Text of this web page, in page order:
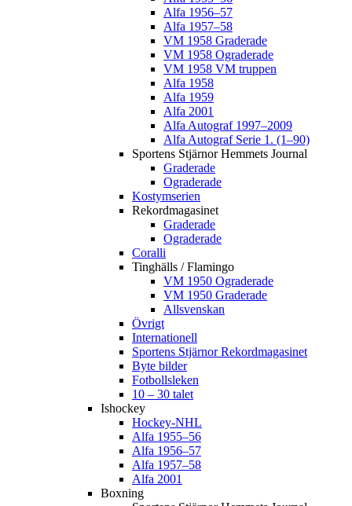
Alfa 1956–57
Alfa 1957–58
VM 1958 Graderade
VM 1958 Ograderade
VM 1958 VM truppen
Alfa 1958
Alfa 1959
Alfa 2001
Alfa Autograf 1997–2009
Alfa Autograf Serie 1. (1–90)
Sportens Stjärnor Hemmets Journal
Graderade
Ograderade
Kostymserien
Rekordmagasinet
Graderade
Ograderade
Coralli
Tinghälls / Flamingo
VM 1950 Ograderade
VM 1950 Graderade
Allsvenskan
Övrigt
Internationell
Sportens Stjärnor Rekordmagasinet
Byte bilder
Fotbollsleken
10 – 30 talet
Ishockey
Hockey-NHL
Alfa 1955–56
Alfa 1956–57
Alfa 1957–58
Alfa 2001
Boxning